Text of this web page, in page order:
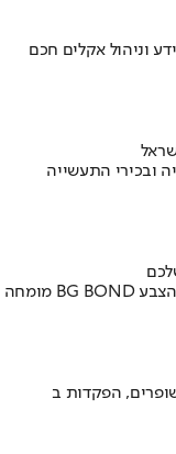
וניהול אקלים חכם
ובכירי התעשייה